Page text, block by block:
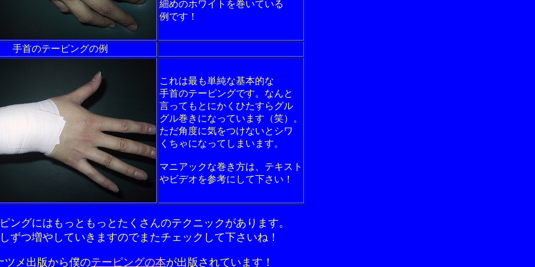
細めのホワイトを巻いている
例です！
手首のテーピングの例
これは最も単純な基本的な
手首のテーピングです。なんと
言ってもとにかくひたすらグル
グル巻きになっています（笑）。
ただ角度に気をつけないとシワ
くちゃになってしまいます。
マニアックな巻き方は、テキスト
やビデオを参考にして下さい！
ングにはもっともっとたくさんのテクニックがあります。
ずつ増やしていきますのでまたチェックして下さいね！
ツメ出版から僕のテーピングの本が出版されています！